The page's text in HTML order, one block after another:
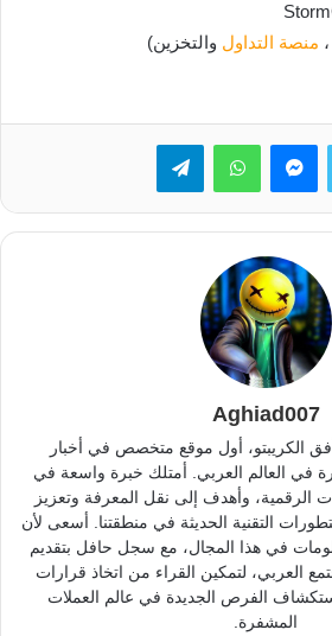
منصة التداول والتخزين)
تويتر ماسنجرواتساب تيلقرام
Aghiad007
الكريبتو، أول موقع متخصص في أخبار
في العالم العربي. أمتلك خبرة واسعة في
الرقمية، وأهدف إلى نقل المعرفة وتعزيز
التقنية الحديثة في منطقتنا. أسعى لأن
في هذا المجال، مع سجل حافل بتقديم
العربي، لتمكين القراء من اتخاذ قرارات
الفرص الجديدة في عالم العملات
المشفرة.